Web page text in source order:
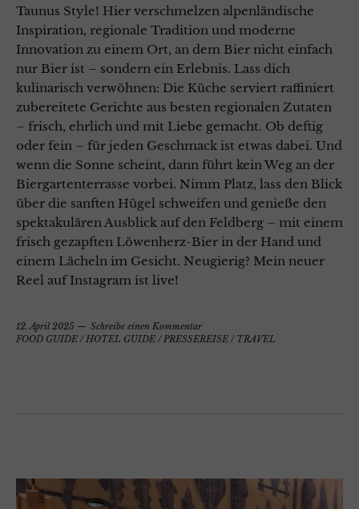
Taunus Style! Hier verschmelzen alpenländische
Inspiration, regionale Tradition und moderne
Innovation zu einem Ort, an dem Bier nicht einfach
nur Bier ist – sondern ein Erlebnis. Lass dich
kulinarisch verwöhnen: Die Küche serviert raffiniert
zubereitete Gerichte aus besten regionalen Zutaten
– frisch, ehrlich und mit Liebe gemacht. Ob deftig
oder fein – für jeden Geschmack ist etwas dabei. Und
wenn die Sonne scheint, dann führt kein Weg an der
Biergartenterrasse vorbei. Nimm Platz, lass den Blick
über die sanften Hügel schweifen und genieße den
spektakulären Ausblick auf den Feldberg – mit einem
frisch gezapften Löwenherz-Bier in der Hand und
einem Lächeln im Gesicht. Neugierig? Mein neuer
Reel auf Instagram ist live!
12. April 2025
Schreibe einen Kommentar
FOOD GUIDE / HOTEL GUIDE / PRESSEREISE / TRAVEL